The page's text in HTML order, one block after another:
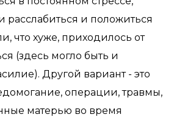
расслабиться и положиться
что хуже, приходилось от
(здесь могло быть и
Другой вариант - это
операции, травмы,
матерью во время